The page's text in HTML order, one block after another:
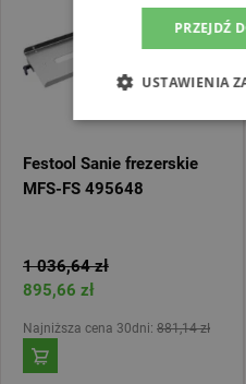
Festool Sanie frezerskie
MFS-FS 495648
1 036,64 zł
895,66 zł
Najniższa cena 30dni: 881,14 zł
PRZEJDŹ
USTAWIENIA